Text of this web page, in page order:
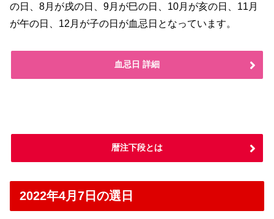
の日、8月が戌の日、9月が巳の日、10月が亥の日、11月
が午の日、12月が子の日が血忌日となっています。
血忌日 詳細
暦注下段とは
2022年4月7日の選日